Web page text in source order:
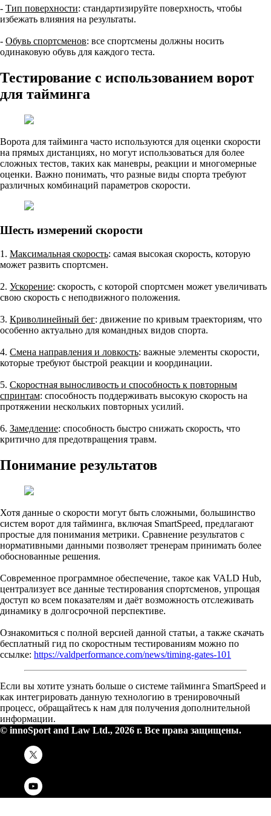
- Тип поверхности: стандартизируйте поверхность, чтобы
избежать влияния на результаты.
- Обувь спортсменов: все спортсмены должны носить
одинаковую обувь для каждого теста.
Тестирование с использованием ворот
для тайминга
Ворота для тайминга часто используются для оценки скорости
на прямых дистанциях, но могут использоваться для более
сложных тестов, таких как маневры, реакции и многомерные
оценки. Важно понимать, что разные виды спорта требуют
различных комбинаций параметров скорости.
Шесть измерений скорости
1. Максимальная скорость: самая высокая скорость, которую
может развить спортсмен.
2. Ускорение: скорость, с которой спортсмен может увеличивать
свою скорость с неподвижного положения.
3. Криволинейный бег: движение по кривым траекториям, что
особенно актуально для командных видов спорта.
4. Смена направления и ловкость: важные элементы скорости,
которые требуют быстрой реакции и координации.
5. Скоростная выносливость и способность к повторным
спринтам: способность поддерживать высокую скорость на
протяжении нескольких повторных усилий.
6. Замедление: способность быстро снижать скорость, что
критично для предотвращения травм.
Понимание результатов
Хотя данные о скорости могут быть сложными, большинство
систем ворот для тайминга, включая SmartSpeed, предлагают
простые для понимания метрики. Сравнение результатов с
нормативными данными позволяет тренерам принимать более
обоснованные решения.
Современное программное обеспечение, такое как VALD Hub,
централизует все данные тестирования спортсменов, упрощая
доступ ко всем показателям и даёт возможность отслеживать
динамику в долгосрочной перспективе.
Ознакомиться с полной версией данной статьи, а также скачать
бесплатный гид по скоростным тестированиям можно по
ссылке: https://valdperformance.com/news/timing-gates-101
Если вы хотите узнать больше о системе тайминга SmartSpeed и
как интегрировать данную технологию в тренировочный
процесс, обращайтесь к нам для получения дополнительной
информации.
© innoSport and Law Ltd., 2026 г. Все права защищены.